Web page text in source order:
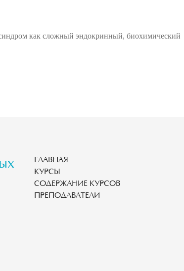
как сложный эндокринный, биохимический
ГЛАВНАЯ
КУРСЫ
СОДЕРЖАНИЕ КУРСОВ
ПРЕПОДАВАТЕЛИ